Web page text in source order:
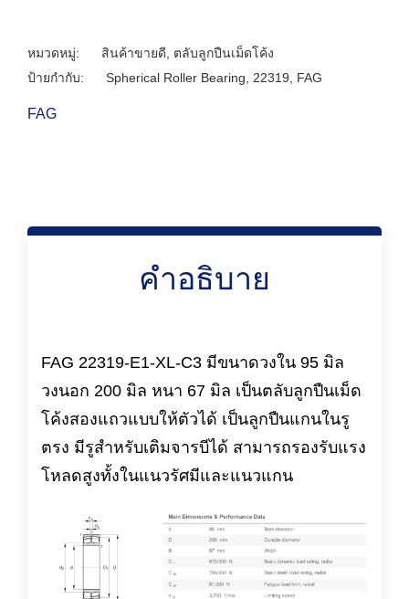
หมวดหมู่: สินค้าขายดี
ตลับลูกปืนเม็ดโค้ง
ป้ายกำกับ:
Spherical Roller Bearing 22319 FAG
FAG
คำอธิบาย
FAG 22319-E1-XL-C3 มีขนาดวงใน 95 มิล
วงนอก 200 มิล หนา 67 มิล เป็นตลับลูกปืนเม็ด
โค้งสองแถวแบบให้ตัวได้ เป็นลูกปืนแกนในรู
ตรง มีรูสำหรับเติมจารบีได้ สามารถรองรับแรง
โหลดสูงทั้งในแนวรัศมีและแนวแกน